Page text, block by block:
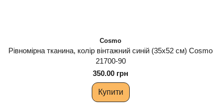
Cosmo
Рівномірна тканина, колір вінтажний синій (35х52 см) Cosmo
21700-90
350.00 грн
Купити